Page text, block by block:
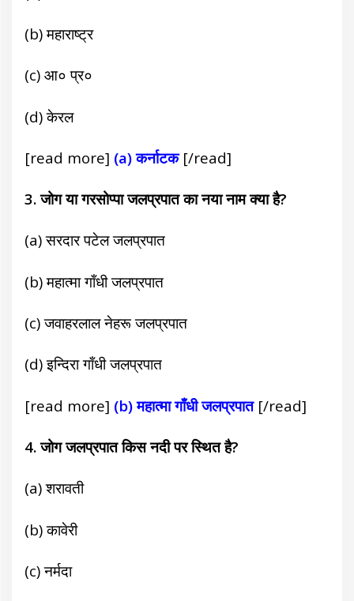
(b) महाराष्ट्र
(c) आ० प्र०
(d) केरल
[read more] (a) कर्नाटक[/read]
3. जोग या गरसोप्पा जलप्रपात कानया नाम क्या है?
(a) सरदार पटेल जलप्रपात
(b) महात्मा गाँधी जलप्रपात
(c) जवाहरलाल नेहरू जलप्रपात
(d) इन्दिरा गाँधी जलप्रपात
[read more] (b) महात्मा गाँधी जलप्रपात [/read]
4. जोग जलप्रपात किस नदी पर स्थित है?
(a) शरावती
(b) कावेरी
(c) नर्मदा